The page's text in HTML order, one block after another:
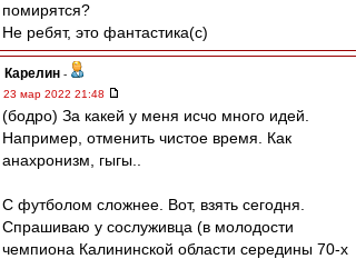
помирятся?
Не ребят, это фантастика(с)
Карелин -
23 мар 2022 21:48
(бодро) За какей у меня исчо много идей.
Например, отменить чистое время. Как
анахронизм, гыгы..
С футболом сложнее. Вот, взять сегодня.
Спрашиваю у сослуживца (в молодости
чемпиона Калининской области середины 70-х